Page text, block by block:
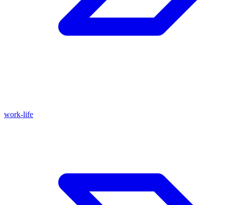
work-life